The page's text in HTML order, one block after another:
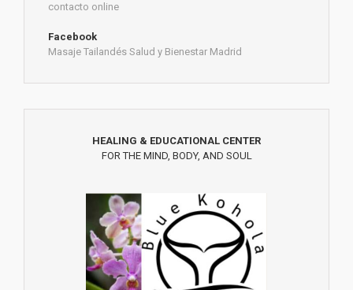
contacto online
Facebook
Masaje Tailandés Salud y Bienestar Madrid
HEALING & EDUCATIONAL CENTER
FOR THE MIND, BODY, AND SOUL